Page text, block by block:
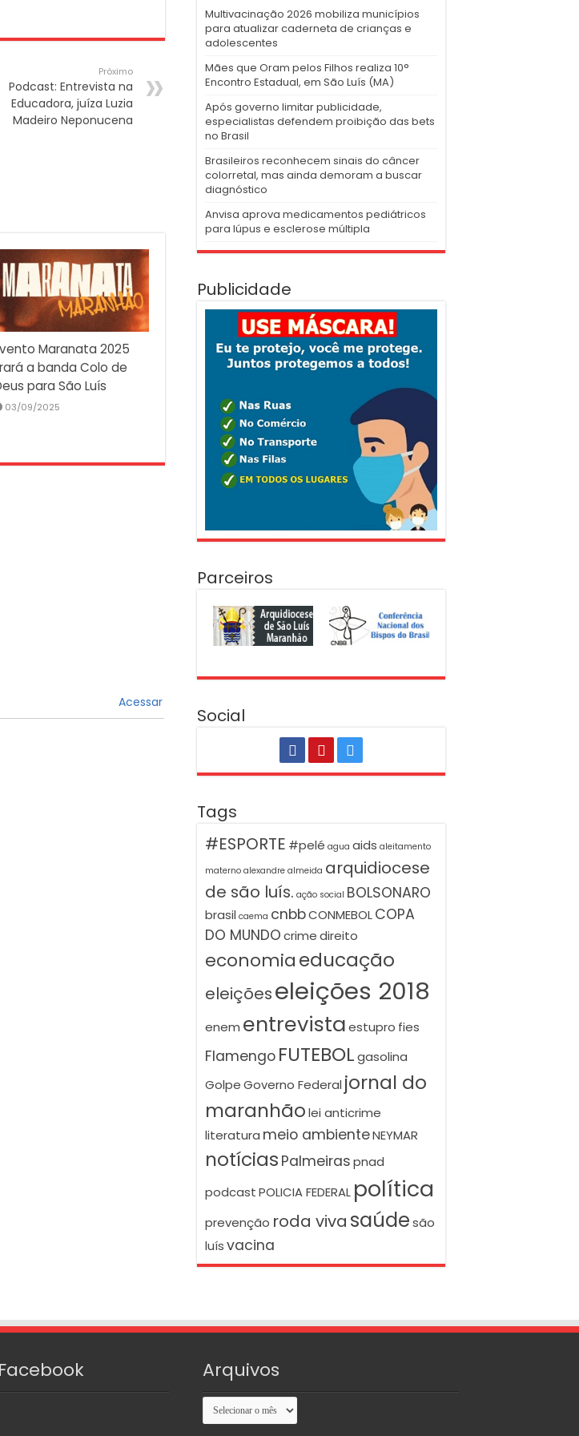
Próximo
Podcast: Entrevista na
Educadora, juíza Luzia
Madeiro Neponucena
Maranata 2025
a banda Colo de
para São Luís
03/09/2025
Acessar
Multivacinação 2026 mobiliza municípios
para atualizar caderneta de crianças e
adolescentes
Mães que Oram pelos Filhos realiza 10°
Encontro Estadual, em São Luís (MA)
Após governo limitar publicidade,
especialistas defendem proibição das bets
no Brasil
Brasileiros reconhecem sinais do câncer
colorretal, mas ainda demoram a buscar
diagnóstico
Anvisa aprova medicamentos pediátricos
para lúpus e esclerose múltipla
Publicidade
Parceiros
Social
Tags
#ESPORTE #pelé agua aids aleitamento
materno alexandre almeida arquidiocese
de são luís. ação social BOLSONARO
brasil caema cnbbCONMEBOLCOPA
DO MUNDOcrimedireito
economiaeducação
eleiçõeseleições 2018
enem entrevistaestupro fies
Flamengo FUTEBOLgasolina
GolpeGoverno Federal jornal do
maranhãolei anticrime
literatura meio ambienteNEYMAR
notícias Palmeiraspnad
podcastPOLICIA FEDERAL política
prevenção roda viva saúdesão
luísvacina
Arquivos
Arquivos